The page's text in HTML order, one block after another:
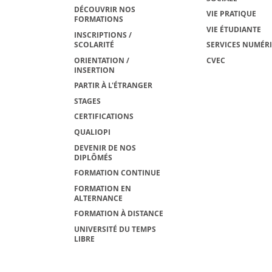
DÉCOUVRIR NOS
FORMATIONS
INSCRIPTIONS /
SCOLARITÉ
ORIENTATION /
INSERTION
PARTIR À L'ÉTRANGER
STAGES
CERTIFICATIONS
QUALIOPI
DEVENIR DE NOS
DIPLÔMÉS
FORMATION CONTINUE
FORMATION EN
ALTERNANCE
FORMATION À DISTANCE
UNIVERSITÉ DU TEMPS
LIBRE
VIE PRATIQUE
VIE ÉTUDIANTE
SERVICES
CVEC